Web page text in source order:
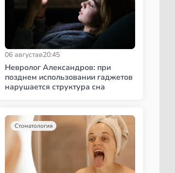
06 августав20:45
Невролог Александров: при
позднем использовании гаджетов
нарушается структура сна
Стоматология